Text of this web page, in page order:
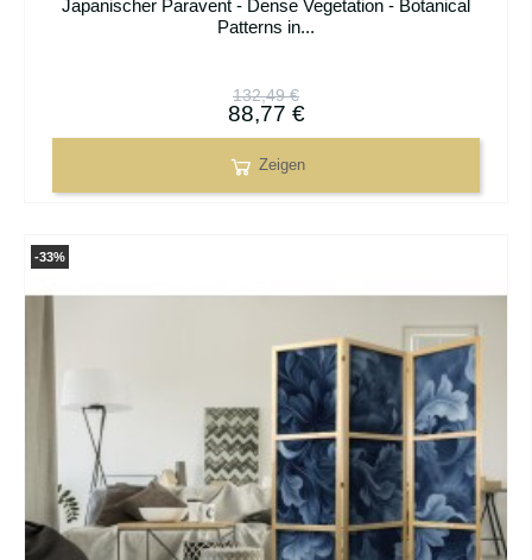
Japanischer Paravent - Dense Vegetation - Botanical
Patterns in...
132,49 €
88,77 €
Zeigen
-33%